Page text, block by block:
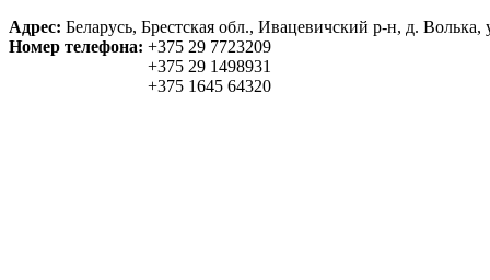
Адрес: Беларусь, Брестская обл., Ивацевичский р-н, д. Волька,
Номер телефона: +375 29 7723209
+375 29 1498931
+375 1645 64320